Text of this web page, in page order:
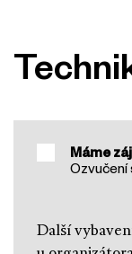
Máme
Ozvučení
Další